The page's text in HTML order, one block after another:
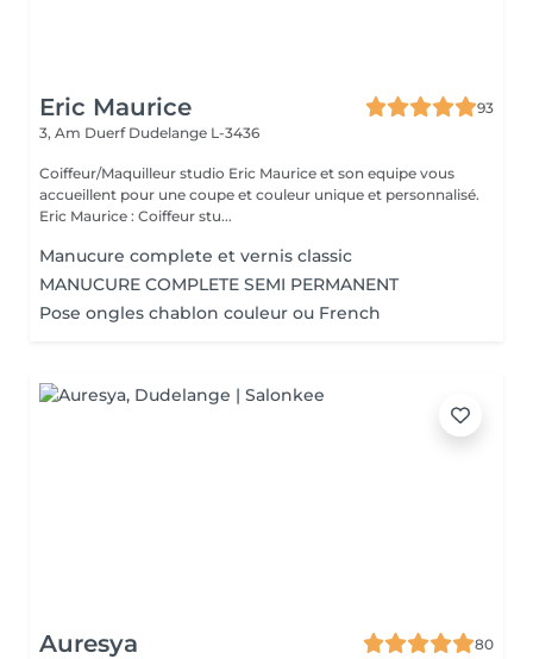
Eric Maurice
93
3, Am Duerf Dudelange L-3436
Coiffeur/Maquilleur studio Eric Maurice et son equipe vous
accueillent pour une coupe et couleur unique et personnalisé.
Eric Maurice : Coiffeur stu...
Manucure complete et vernis classic
MANUCURE COMPLETE SEMI PERMANENT
Pose ongles chablon couleur ou French
Auresya
80